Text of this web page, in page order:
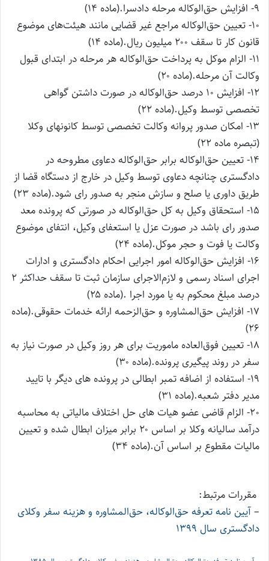
9- افزایش حق‌الوکاله مرحله دادسرا.(ماده ۱۴)
10- تعیین حق‌الوکاله مراجع غیر قضایی مانند هیئت‌های موضوع
قانون کار تا سقف ۲۰۰ میلیون ریال.(ماده ۱۴)
11- الزام موکل به پرداخت حق‌الوکاله هر مرحله در ابتدای قبول
وکالت آن مرحله.(ماده ۲۰)
12- افزایش ۱۰ درصد حق‌الوکاله در صورت داشتن گواهی
تخصصی توسط وکیل.(ماده ۲۲)
13- امکان صدور پروانه وکالت تخصصی توسط کانونهای وکلا
(تبصره ماده ۲۲)
14- تعیین حق‌الوکاله برابر حق‌الوکاله دعاوی مطروحه در
دادگستری چنانچه دعاوی توسط وکیل در خارج از دستگاه قضا از
طریق داوری یا صلح و سازش منجر به صدور رای شود.(ماده ۲۳)
15- استحقاق وکیل به کل حق‌الوکاله در صورتی که پرونده معد
صدور رای باشد در صورت عزل یا استعفای وکیل، انتفای موضوع
وکالت یا فوت و حجر موکل.(ماده ۲۴)
16- افزایش حق‌الوکاله امور اجرایی احکام دادگستری و ادارات
اجرای اسناد رسمی و لازم‌الاجرای سازمان ثبت تا سقف حداکثر ۲
درصد مبلغ محکوم به یا مورد اجرا .(ماده ۲۵)
17- افزایش حق‌المشاوره و حق‌الزحمه ارائه خدمات حقوقی.(ماده
۲۶)
18- تعیین فوق‌العاده ماموریت برای هر روز وکیل در صورت نیاز به
سفر در روند پیگیری پرونده.(ماده ۳۰)
19- استفاده از اضافه تمبر ابطالی در پرونده های دیگر با تایید
مدیر دفتر شعبه.(ماده ۳۱)
20- الزام قاضی عضو هیات های حل اختلاف مالیاتی به محاسبه
درآمد سالیانه وکلا بر اساس ۲۰ برابر میزان ابطال شده و تعیین
مالیات مقطوع بر اساس آن.(ماده ۳۴)
مقررات مرتبط:
–آیین نامه تعرفه حق‌الوکاله، حق‌المشاوره و هزینه سفر وکلای
دادگستری سال 1399